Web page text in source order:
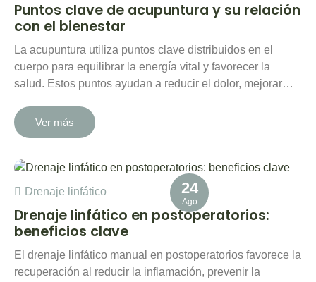
Puntos clave de acupuntura y su relación
con el bienestar
La acupuntura utiliza puntos clave distribuidos en el
cuerpo para equilibrar la energía vital y favorecer la
salud. Estos puntos ayudan a reducir el dolor, mejorar…
Ver más
24
Ago
Drenaje linfático
Drenaje linfático en postoperatorios:
beneficios clave
El drenaje linfático manual en postoperatorios favorece la
recuperación al reducir la inflamación, prevenir la